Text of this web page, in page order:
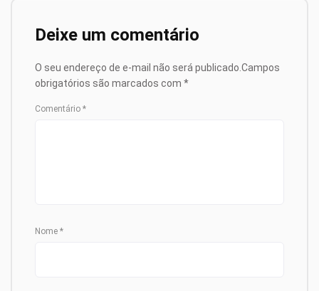
Deixe um comentário
O seu endereço de e-mail não será publicado. Campos
obrigatórios são marcados com *
Comentário *
Nome *